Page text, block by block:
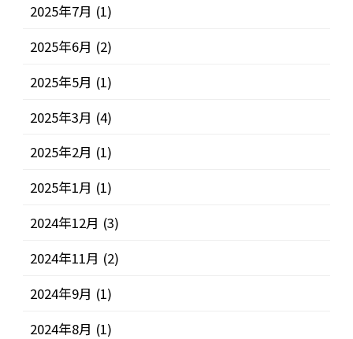
2025年7月 (1)
2025年6月 (2)
2025年5月 (1)
2025年3月 (4)
2025年2月 (1)
2025年1月 (1)
2024年12月 (3)
2024年11月 (2)
2024年9月 (1)
2024年8月 (1)